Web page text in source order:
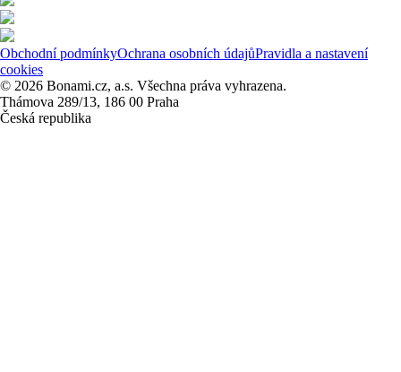
Obchodní podmínkyOchrana osobních údajůPravidla a nastavení
cookies
© 2026 Bonami.cz, a.s. Všechna práva vyhrazena.
Thámova 289/13, 186 00 Praha
Česká republika